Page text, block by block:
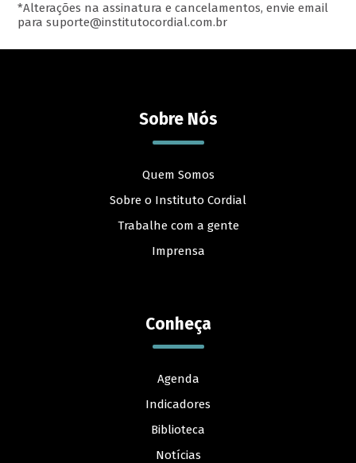
*Alterações na assinatura e cancelamentos, envie email
parasuporte@institutocordial.com.br
Sobre Nós
Quem Somos
Sobre o Instituto Cordial
Trabalhe com a gente
Imprensa
Conheça
Agenda
Indicadores
Biblioteca
Notícias